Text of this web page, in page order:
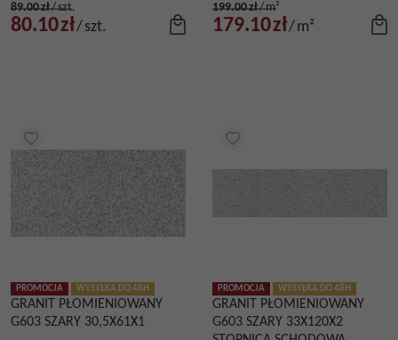
89.00zł/szt.
80.10zł/szt.
199.00zł/m²
179.10zł/m²
PROMOCJA WYSYŁKA DO 48H
GRANIT PŁOMIENIOWANY
G603 SZARY 30,5X61X1
PROMOCJA WYSYŁKA DO 48H
GRANIT PŁOMIENIOWANY
G603 SZARY 33X120X2